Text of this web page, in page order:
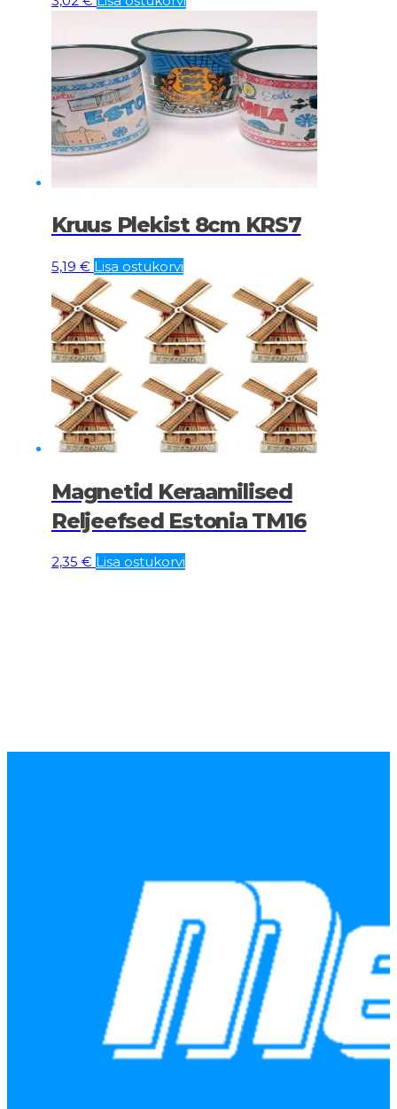
Kruus Plekist 8cm KRS7
5,19 € Lisa ostukorvi
Magnetid Keraamilised
Reljeefsed Estonia TM16
2,35 € Lisa ostukorvi